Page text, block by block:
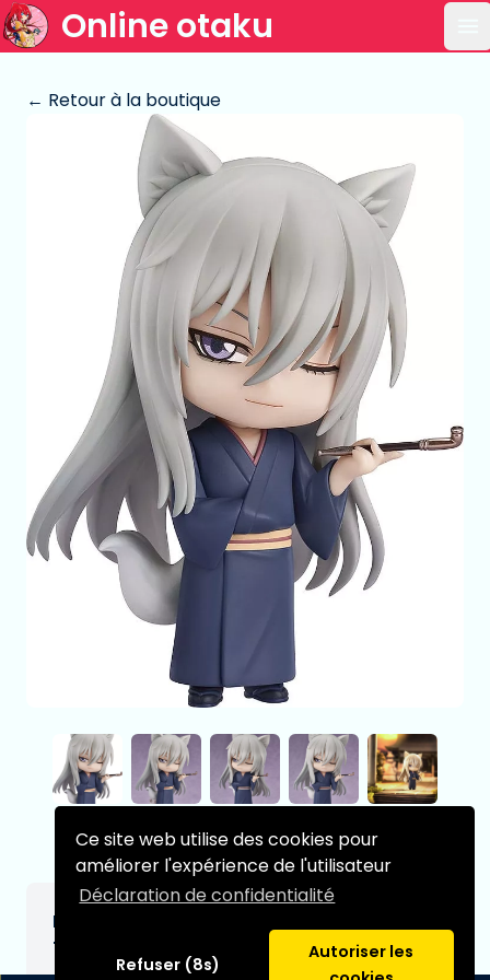
Ce site web utilise des cookies pour
améliorer l'expérience de l'utilisateur
Déclaration de confidentialité
Refuser (8s)
Autoriser les
Online otaku
← Retour à la boutique
Kamisama Kiss figurine Nendoroid Light
Tomoe: Fox Spirit Ver. 10 cm